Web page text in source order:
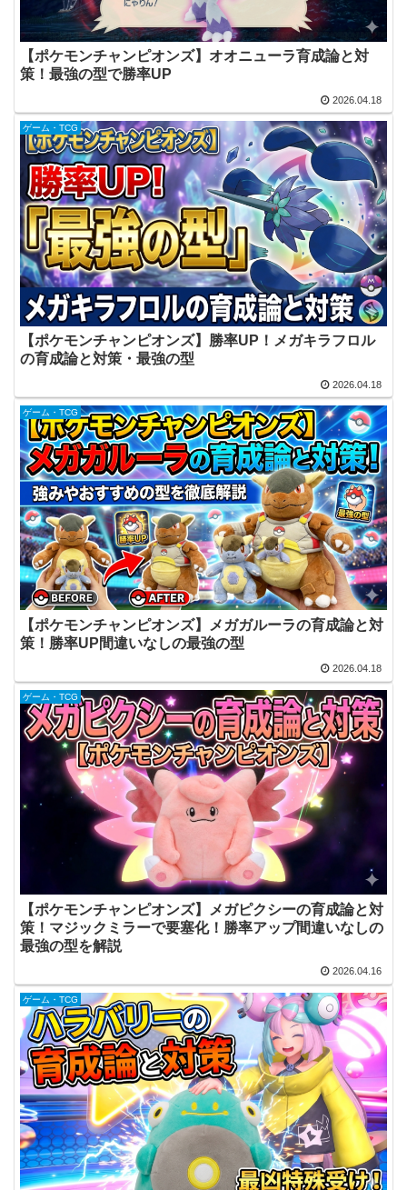
【ポケモンチャンピオンズ】オオニューラ育成論と対
策！最強の型で勝率UP
2026.04.18
ゲーム・TCG
【ポケモンチャンピオンズ】勝率UP！メガキラフロル
の育成論と対策・最強の型
2026.04.18
ゲーム・TCG
【ポケモンチャンピオンズ】メガガルーラの育成論と対
策！勝率UP間違いなしの最強の型
2026.04.18
ゲーム・TCG
【ポケモンチャンピオンズ】メガピクシーの育成論と対
策！マジックミラーで要塞化！勝率アップ間違いなしの
最強の型を解説
2026.04.16
ゲーム・TCG